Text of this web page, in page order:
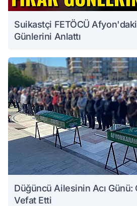
Suikastçi FETÖCÜ Afyon'daki
Günlerini Anlattı
Düğüncü Ailesinin Acı
Vefat Etti